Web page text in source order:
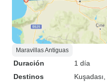
Maravillas Antiguas
Duración
1 día
Destinos
Kuşadası